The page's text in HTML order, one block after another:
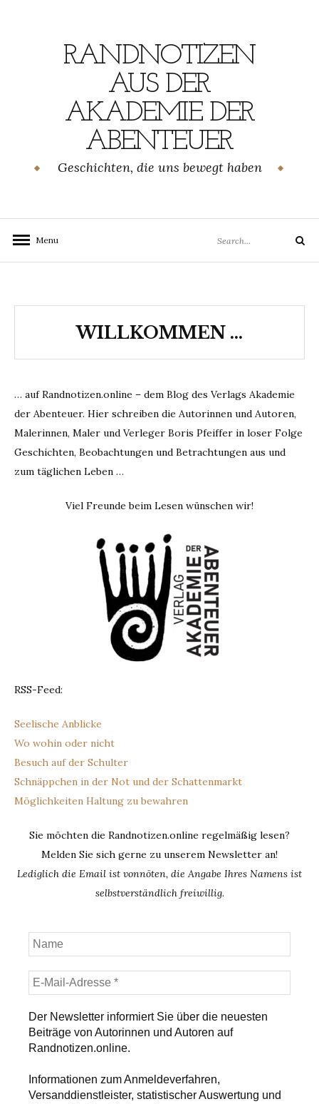
RANDNOTIZEN
AUS DER
AKADEMIE DER
ABENTEUER
Geschichten, die uns bewegt haben
Menu
for:
Search
WILLKOMMEN …
… auf Randnotizen.online – dem Blog des Verlags Akademie
der Abenteuer. Hier schreiben die Autorinnen und Autoren,
Malerinnen, Maler und Verleger Boris Pfeiffer in loser Folge
Geschichten, Beobachtungen und Betrachtungen aus und
zum täglichen Leben …
Viel Freunde beim Lesen wünschen wir!
RSS-Feed:
Seelische Anblicke
Wo wohin oder nicht
Besuch auf der Schulter
Schnäppchen in der Not und der Schattenmarkt
Möglichkeiten Haltung zu bewahren
Sie möchten die Randnotizen.online regelmäßig lesen?
Melden Sie sich gerne zu unserem Newsletter an!
Lediglich die Email ist vonnöten, die Angabe Ihres Namens ist
selbstverständlich freiwillig.
Der Newsletter informiert Sie über die neuesten
Beiträge von Autorinnen und Autoren auf
Randnotizen.online.
Informationen zum Anmeldeverfahren,
Versanddienstleister, statistischer Auswertung und